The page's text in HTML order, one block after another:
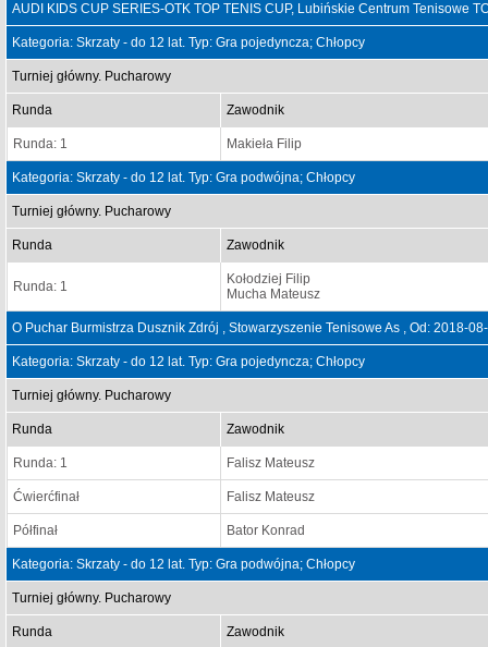
AUDI KIDS CUP SERIES-OTK TOP TENIS CUP, Lubińskie Centrum Tenisowe
Kategoria: Skrzaty - do 12 lat. Typ: Gra pojedyncza; Chłopcy
Turniej główny. Pucharowy
Runda Zawodnik
Runda: 1 Makieła Filip
Kategoria: Skrzaty - do 12 lat. Typ: Gra podwójna; Chłopcy
Turniej główny. Pucharowy
Runda Zawodnik
Runda: 1
Kołodziej Filip
Mucha Mateusz
O Puchar Burmistrza Dusznik Zdrój , Stowarzyszenie Tenisowe As , Od: 2018-
Kategoria: Skrzaty - do 12 lat. Typ: Gra pojedyncza; Chłopcy
Turniej główny. Pucharowy
Runda Zawodnik
Runda: 1 Falisz Mateusz
Ćwierćfinał Falisz Mateusz
Półfinał Bator Konrad
Kategoria: Skrzaty - do 12 lat. Typ: Gra podwójna; Chłopcy
Turniej główny. Pucharowy
Runda Zawodnik